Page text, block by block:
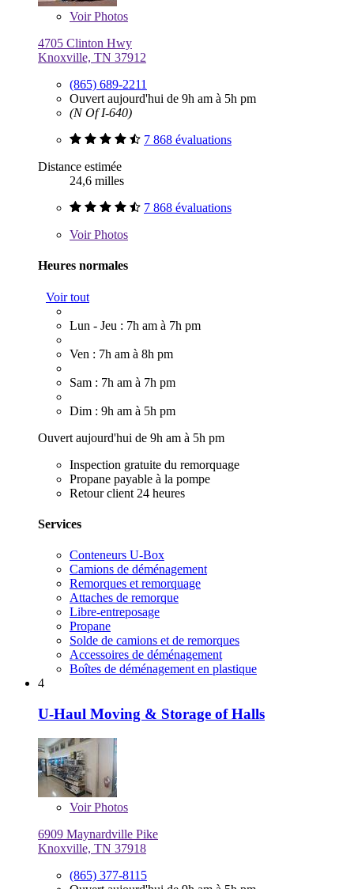
VoirPhotos
4705 Clinton Hwy
Knoxville, TN 37912
(865) 689-2211
Ouvert aujourd'hui de 9h am à 5h pm
(N Of I-640)
7 868 évaluations
Distance estimée
24,6 milles
7 868 évaluations
VoirPhotos
Heures normales
Voir tout
Lun - Jeu : 7h am à 7h pm
Ven : 7h am à 8h pm
Sam : 7h am à 7h pm
Dim : 9h am à 5h pm
Ouvert aujourd'hui de 9h am à 5h pm
Inspection gratuite du remorquage
Propane payable à la pompe
Retour client 24 heures
Services
Conteneurs U-Box
Camions de déménagement
Remorques et remorquage
Attaches de remorque
Libre-entreposage
Propane
Solde de camions et de remorques
Accessoires de déménagement
Boîtes de déménagement en plastique
4
U-Haul Moving & Storage of Halls
VoirPhotos
6909 Maynardville Pike
Knoxville, TN 37918
(865) 377-8115